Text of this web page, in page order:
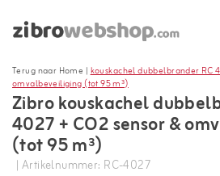
Terug naar Home |kouskachel dubbelbrander RC
omvalbeveiliging (tot 95 m³)
Zibro kouskachel
4027 + CO2 sensor &
(tot 95 m³)
| Artikelnummer: RC-4027